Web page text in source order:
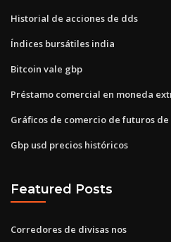
Historial de acciones de dds
Índices bursátiles india
Bitcoin vale gbp
Préstamo comercial en moneda
Gráficos de comercio de futuros
Gbp usd precios históricos
Featured Posts
Corredores de divisas nos